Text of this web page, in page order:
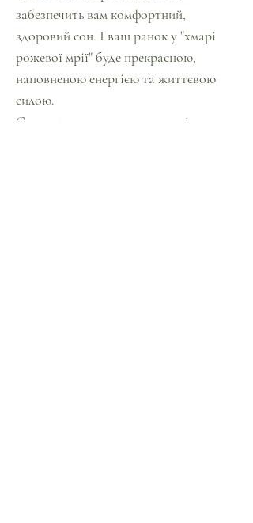
забезпечить вам комфортний,
здоровий сон. І ваш ранок у "хмарі
рожевої мрії" буде прекрасною,
наповненою енергією та життєвою
силою.
Споглядання рожевого активізує